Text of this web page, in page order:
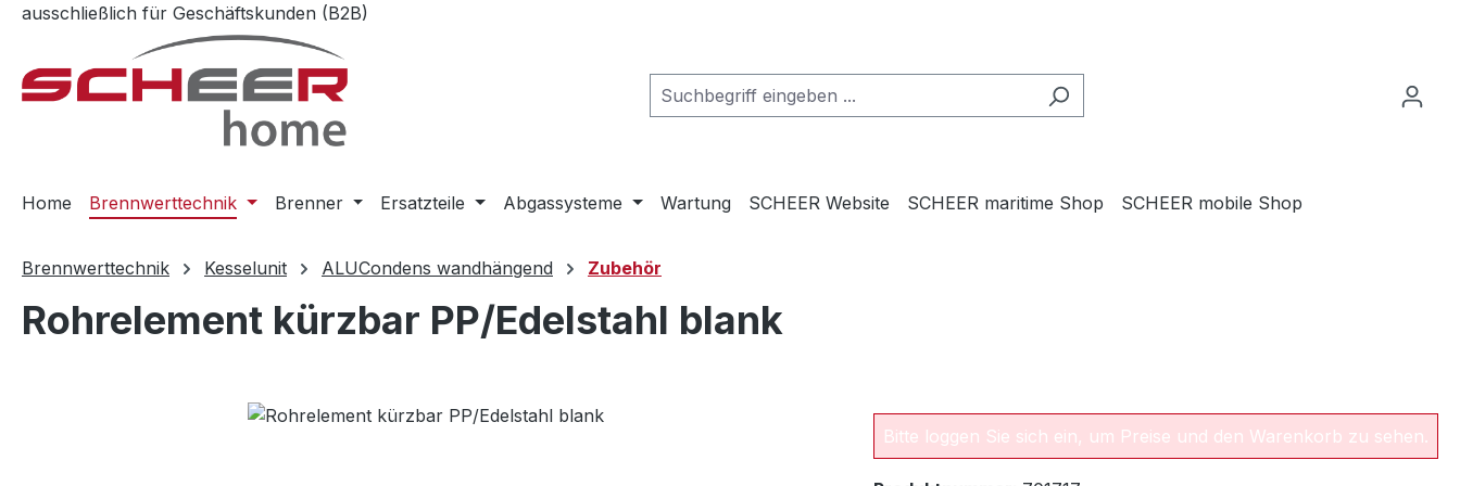
Hauptinhalt springen
Zur Suche springen
Zur Hauptnavigation springen
ausschließlich für Geschäftskunden (B2B)
Home Brennwerttechnik Brenner Ersatzteile Abgassysteme Wartung SCHEER Website SCHEER maritime Shop SCHEER mobile Shop
Brennwerttechnik Kesselunit ALUCondens wandhängend Zubehör
Rohrelement kürzbar PP/Edelstahl blank
Bitte loggen Sie sich ein, um Preise und den Warenkorb zu sehen.